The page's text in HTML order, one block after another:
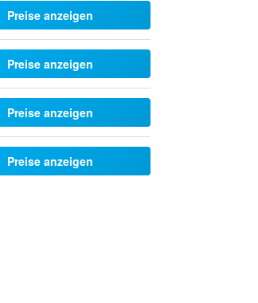
Preise anzeigen
Preise anzeigen
Preise anzeigen
Preise anzeigen